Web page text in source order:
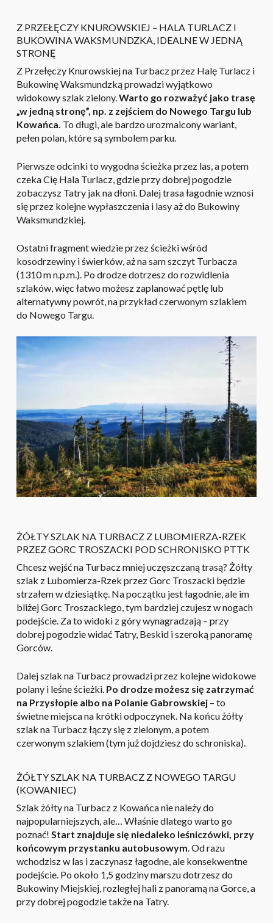
BRAK PRODUKTÓW W KOSZYKU.
PRZEJDŹ DO SKLEPU
Z PRZEŁĘCZY KNUROWSKIEJ – HALA TURLACZ I
BUKOWINA WAKSMUNDZKA, IDEALNE W JEDNĄ
STRONĘ
Z Przełęczy Knurowskiej na Turbacz przez Halę Turlacz i
Bukowinę Waksmundzką prowadzi wyjątkowo
widokowy szlak zielony. Warto go rozważyć jako trasę
„w jedną stronę”, np. z zejściem do Nowego Targu lub
Kowańca. To długi, ale bardzo urozmaicony wariant,
pełen polan, które są symbolem parku.
Pierwsze odcinki to wygodna ścieżka przez las, a potem
czeka Cię Hala Turlacz, gdzie przy dobrej pogodzie
zobaczysz Tatry jak na dłoni. Dalej trasa łagodnie wznosi
się przez kolejne wypłaszczenia i lasy aż do Bukowiny
Waksmundzkiej.
Ostatni fragment wiedzie przez ścieżki wśród
kosodrzewiny i świerków, aż na sam szczyt Turbacza
(1310 m n.p.m.). Po drodze dotrzesz do rozwidlenia
szlaków, więc łatwo możesz zaplanować pętlę lub
alternatywny powrót, na przykład czerwonym szlakiem
do Nowego Targu.
ŻÓŁTY SZLAK NA TURBACZ Z LUBOMIERZA-RZEK
PRZEZ GORC TROSZACKI POD SCHRONISKO PTTK
Chcesz wejść na Turbacz mniej uczęszczaną trasą? Żółty
szlak z Lubomierza-Rzek przez Gorc Troszacki będzie
strzałem w dziesiątkę. Na początku jest łagodnie, ale im
bliżej Gorc Troszackiego, tym bardziej czujesz w nogach
podejście. Za to widoki z góry wynagradzają – przy
dobrej pogodzie widać Tatry, Beskid i szeroką panoramę
Gorców.
Dalej szlak na Turbacz prowadzi przez kolejne widokowe
polany i leśne ścieżki. Po drodze możesz się zatrzymać
na Przysłopie albo na Polanie Gabrowskiej– to
świetne miejsca na krótki odpoczynek. Na końcu żółty
szlak na Turbacz łączy się z zielonym, a potem
czerwonym szlakiem (tym już dojdziesz do schroniska).
ŻÓŁTY SZLAK NA TURBACZ Z NOWEGO TARGU
(KOWANIEC)
Szlak żółty na Turbacz z Kowańca nie należy do
najpopularniejszych, ale… Właśnie dlatego warto go
poznać! Start znajduje się niedaleko leśniczówki, przy
końcowym przystanku autobusowym. Od razu
wchodzisz w las i zaczynasz łagodne, ale konsekwentne
podejście. Po około 1,5 godziny marszu dotrzesz do
Bukowiny Miejskiej, rozległej hali z panoramą na Gorce, a
przy dobrej pogodzie także na Tatry.